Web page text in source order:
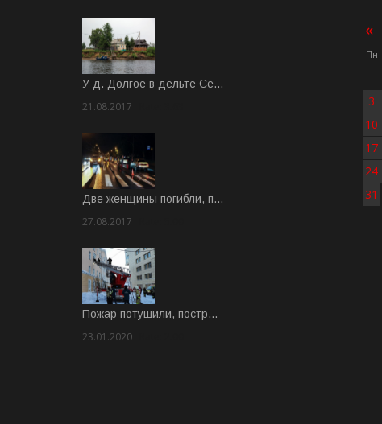
У д. Долгое в дельте Се…
21.08.2017
Две женщины погибли, п…
27.08.2017
Пожар потушили, постр…
23.01.2020
«
Пн
3
10
17
24
31